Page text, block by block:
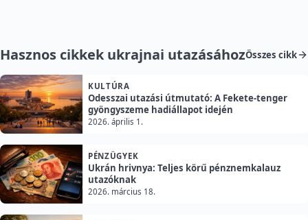
Hasznos cikkek ukrajnai utazásáhozÖsszes cikk
KULTÚRA
Odesszai utazási útmutató: A Fekete-tenger
gyöngyszeme hadiállapot idején
2026. április 1.
PÉNZÜGYEK
Ukrán hrivnya: Teljes körű pénznemkalauz
utazóknak
2026. március 18.